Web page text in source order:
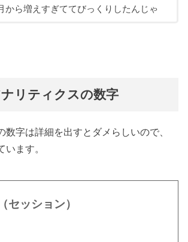
から増えすぎててびっくりしたんじゃ
リティクスの数字
数字は詳細を出すとダメらしいので、
います。
セッション）